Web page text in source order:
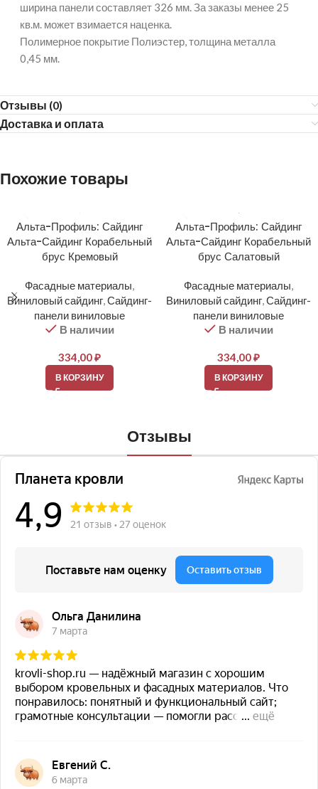
ширина панели составляет 326 мм. За заказы менее 25
кв.м. может взимается наценка.
Полимерное покрытие Полиэстер, толщина металла
0,45 мм.
Отзывы (0)
Доставка и оплата
Похожие товары
Альта-Профиль: Сайдинг
Альта-Сайдинг Корабельный
брус Кремовый
Фасадные материалы,
Виниловый сайдинг,Сайдинг-
панели виниловые
В наличии
334,00₽
В КОРЗИНУ
Альта-Профиль: Сайдинг
Альта-Сайдинг Корабельный
брус Салатовый
Фасадные материалы,
Виниловый сайдинг,Сайдинг-
панели виниловые
В наличии
334,00₽
В КОРЗИНУ
Отзывы